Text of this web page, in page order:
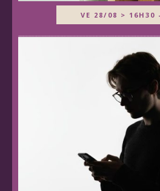
VE 28/08 > 16H30